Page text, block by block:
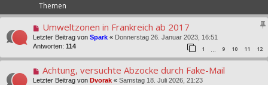
Themen
Umweltzonen in Frankreich ab 2017
Letzter Beitrag von Spark « Donnerstag 26. Januar 2023, 16:51
Antworten: 114 1 … 9 10 11 12
Achtung, versuchte Abzocke durch Fake-Mail
Letzter Beitrag von Dvorak « Samstag 18. Juli 2026, 21:23